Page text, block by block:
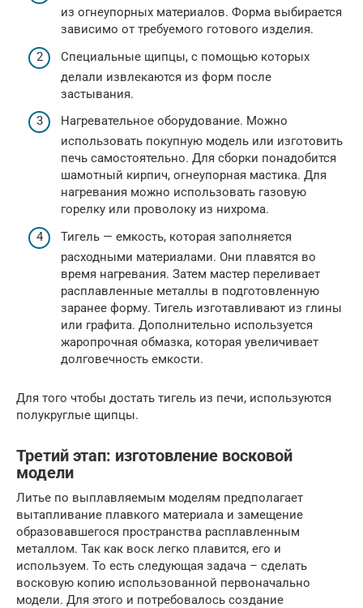
из огнеупорных материалов. Форма выбирается
зависимо от требуемого готового изделия.
Специальные щипцы, с помощью которых
делали извлекаются из форм после
застывания.
Нагревательное оборудование. Можно
использовать покупную модель или изготовить
печь самостоятельно. Для сборки понадобится
шамотный кирпич, огнеупорная мастика. Для
нагревания можно использовать газовую
горелку или проволоку из нихрома.
Тигель — емкость, которая заполняется
расходными материалами. Они плавятся во
время нагревания. Затем мастер переливает
расплавленные металлы в подготовленную
заранее форму. Тигель изготавливают из глины
или графита. Дополнительно используется
жаропрочная обмазка, которая увеличивает
долговечность емкости.
Для того чтобы достать тигель из печи, используются
полукруглые щипцы.
Третий этап: изготовление восковой
модели
Литье по выплавляемым моделям предполагает
вытапливание плавкого материала и замещение
образовавшегося пространства расплавленным
металлом. Так как воск легко плавится, его и
используем. То есть следующая задача – сделать
восковую копию использованной первоначально
модели. Для этого и потребовалось создание